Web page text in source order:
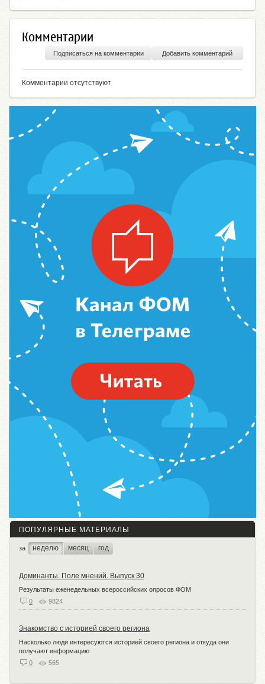
Комментарии
Добавить комментарий
Подписаться на комментарии
Комментарии отсутствуют
ПОПУЛЯРНЫЕ МАТЕРИАЛЫ
за неделю месяц год
Доминанты. Поле мнений. Выпуск 30
Результаты еженедельных всероссийских опросов ФОМ
0
9824
Знакомство с историей своего региона
Насколько люди интересуются историей своего региона и откуда они
получают информацию
0
565